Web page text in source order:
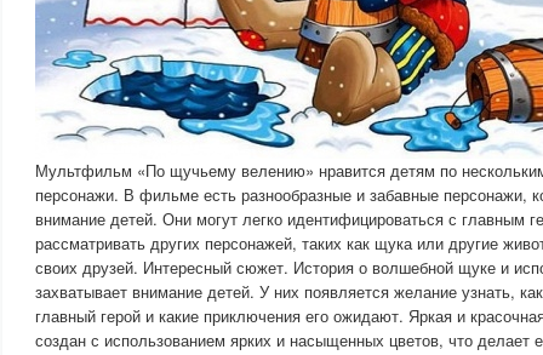
Мультфильм «По щучьему велению» нравится детям по
персонажи. В фильме есть разнообразные и забавные персонажи,
внимание детей. Они могут легко идентифицироваться с главным
рассматривать других персонажей, таких как щука или другие
своих друзей. Интересный сюжет. История о волшебной щуке и
захватывает внимание детей. У них появляется желание узнать,
главный герой и какие приключения его ожидают. Яркая и
создан с использованием ярких и насыщенных цветов, что делает